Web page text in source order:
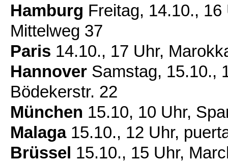
Hamburg Freitag, 14.10.,
Mittelweg 37
Paris 14.10., 17 Uhr,
Hannover Samstag, 15.10.,
Bödekerstr. 22
München 15.10, 10 Uhr,
Malaga15.10., 12 Uhr,
Brüssel 15.10., 15 Uhr,